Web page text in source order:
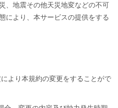
、地震その他天災地変などの不可
により、本サービスの提供をする
より本規約の変更をすることがで